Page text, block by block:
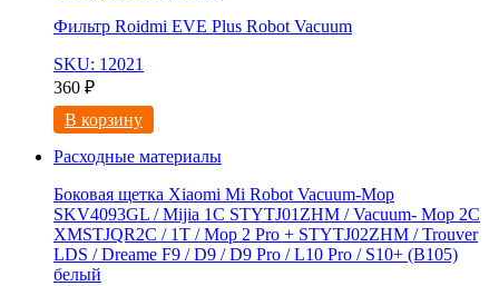
Фильтр Roidmi EVE Plus Robot Vacuum
SKU: 12021
360 ₽
В корзину
Расходные материалы
Боковая щетка Xiaomi Mi Robot Vacuum-Mop
SKV4093GL / Mijia 1C STYTJ01ZHM / Vacuum- Mop 2C
XMSTJQR2C / 1T / Mop 2 Pro + STYTJ02ZHM / Trouver
LDS / Dreame F9 / D9 / D9 Pro / L10 Pro / S10+ (B105)
белый